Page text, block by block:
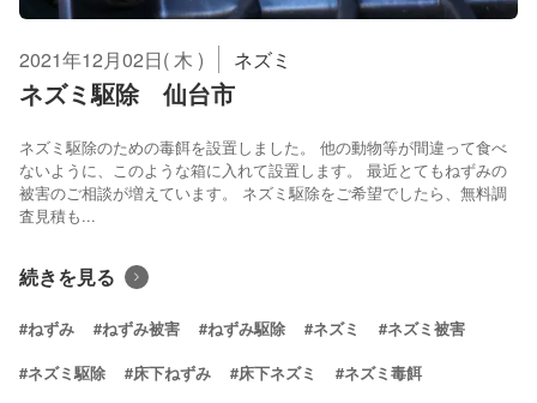
2021年12月02日( 木 ) ネズミ
ネズミ駆除 仙台市
ネズミ駆除のための毒餌を設置しました。 他の動物等が間違って食べ
ないように、このような箱に入れて設置します。 最近とてもねずみの
被害のご相談が増えています。 ネズミ駆除をご希望でしたら、無料調
査見積も...
続きを見る
#ねずみ #ねずみ被害 #ねずみ駆除 #ネズミ #ネズミ被害
#ネズミ駆除 #床下ねずみ #床下ネズミ #ネズミ毒餌